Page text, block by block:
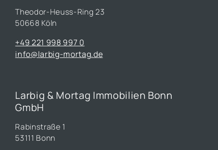
Theodor-Heuss-Ring 23
50668 Köln
+49 221 998 997 0
info@larbig-mortag.de
Larbig & Mortag Immobilien Bonn
GmbH
Rabinstraße 1
53111 Bonn